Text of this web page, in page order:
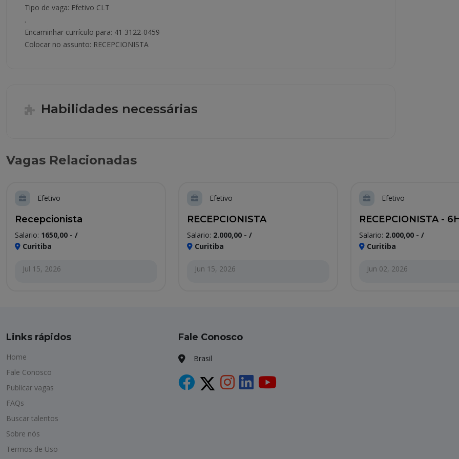
Tipo de vaga: Efetivo CLT
.
Encaminhar currículo para: 41 3122-0459
Colocar no assunto: RECEPCIONISTA
Habilidades necessárias
Vagas Relacionadas
Efetivo
Recepcionista
Salario: 1650,00 - /
Curitiba
Jul 15, 2026
Efetivo
RECEPCIONISTA
Salario: 2.000,00 - /
Curitiba
Jun 15, 2026
Efetivo
RECEPCIONISTA -
Salario: 2.000,00 - /
Curitiba
Jun 02, 2026
Links rápidos
Home
Fale Conosco
Publicar vagas
FAQs
Buscar talentos
Sobre nós
Termos de Uso
Fale Conosco
Brasil